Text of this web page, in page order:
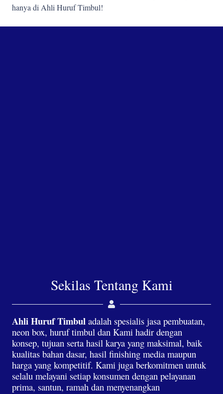
hanya di Ahli Huruf Timbul!
Sekilas Tentang Kami
Ahli Huruf Timbul adalah spesialis jasa pembuatan,
neon box, huruf timbul dan Kami hadir dengan
konsep, tujuan serta hasil karya yang maksimal, baik
kualitas bahan dasar, hasil finishing media maupun
harga yang kompetitif. Kami juga berkomitmen untuk
selalu melayani setiap konsumen dengan pelayanan
prima, santun, ramah dan menyenangkan